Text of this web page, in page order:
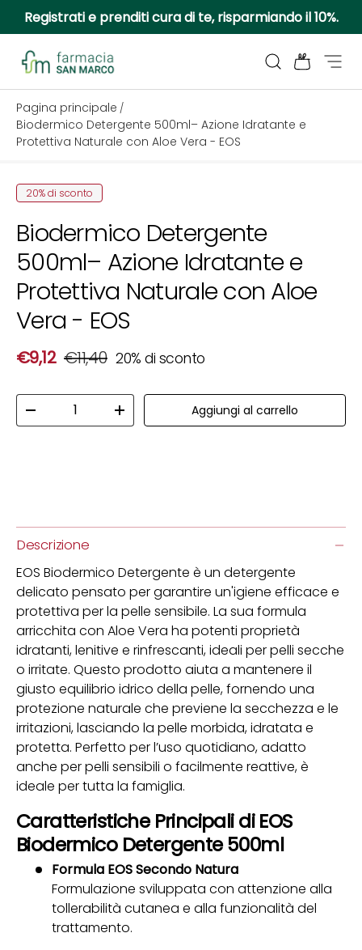
Passa ai contenuti
Registrati e prenditi cura di te, risparmiando il 10%.
Farmacia San Marco
Cerca Borsa
Pagina principale /
Biodermico Detergente 500ml– Azione Idratante e
Protettiva Naturale con Aloe Vera - EOS
Passa alle informazioni sul prodotto
20% di sconto
Biodermico Detergente
500ml– Azione Idratante e
Protettiva Naturale con Aloe
Vera - EOS
Prezzo di vendita
€9,12 Prezzo normale
€11,40 20% di sconto
Diminuire la quantitàAumenta la quantità
Aggiungi al carrello
Descrizione
EOS Biodermico Detergente è un detergente
delicato pensato per garantire un'igiene efficace e
protettiva per la pelle sensibile. La sua formula
arricchita con Aloe Vera ha potenti proprietà
idratanti, lenitive e rinfrescanti, ideali per pelli secche
o irritate. Questo prodotto aiuta a mantenere il
giusto equilibrio idrico della pelle, fornendo una
protezione naturale che previene la secchezza e le
irritazioni, lasciando la pelle morbida, idratata e
protetta. Perfetto per l’uso quotidiano, adatto
anche per pelli sensibili o facilmente reattive, è
ideale per tutta la famiglia.
Caratteristiche Principali di EOS
Biodermico Detergente 500ml
Formula EOS Secondo Natura
Formulazione sviluppata con attenzione alla
tollerabilità cutanea e alla funzionalità del
trattamento.